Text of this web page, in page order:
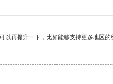
以再提升一下，比如能够支持更多地区的